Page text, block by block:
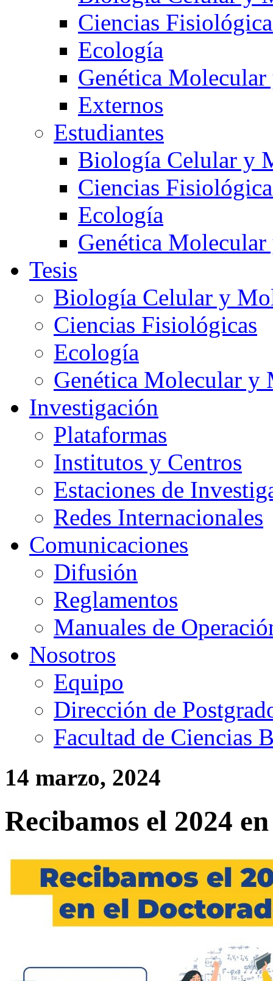
Ciencias
Ecología
Genética
Externos
Estudiantes
Biología Celular y
Ciencias
Ecología
Genética
Tesis
Biología Celular y
Ciencias Fisiológicas
Ecología
Genética Molecular
Investigación
Plataformas
Institutos y Centros
Estaciones de
Redes Internacionales
Comunicaciones
Difusión
Reglamentos
Manuales de
Nosotros
Equipo
Dirección de
Facultad de Ciencias
14 marzo, 2024
Recibamos el 2024